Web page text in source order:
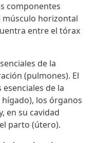
componentes
músculo horizontal
entre el tórax
de la
(pulmones). El
de la
los órganos
en su cavidad
parto (útero).